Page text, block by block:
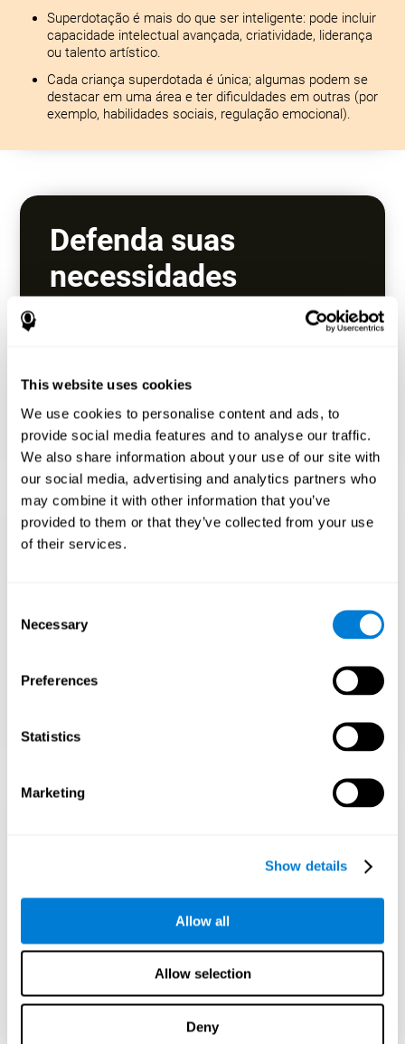
This website uses cookies
We use cookies to personalise content and ads, to
provide social media features and to analyse our traffic.
We also share information about your use of our site with
our social media, advertising and analytics partners who
may combine it with other information that you’ve
provided to them or that they’ve collected from your use
of their services.
Selection
Necessary
Preferences
Statistics
Marketing
Show details
Allow all
Allow selection
Deny
Superdotação é mais do que ser inteligente: pode incluir
capacidade intelectual avançada, criatividade, liderança
ou talento artístico.
Cada criança superdotada é única; algumas podem se
destacar em uma área e ter dificuldades em outras (por
exemplo, habilidades sociais, regulação emocional).
Defenda suas
necessidades
Explore cursos avançados, programas de
enriquecimento ou aceleração (por exemplo,
pular séries). Procure programas de educação
para superdotados, se disponíveis.
Incentive uma
crescimento
aconteça rápido.
apenas na inteligência.
desenvolvimento
social e emocional
Crianças superdotadas podem se sentir
isoladas dos colegas. Incentive amizades com
correspondências intelectuais e emocionais.
Ajude-os a desenvolver inteligência emocional
e habilidades de enfrentamento.